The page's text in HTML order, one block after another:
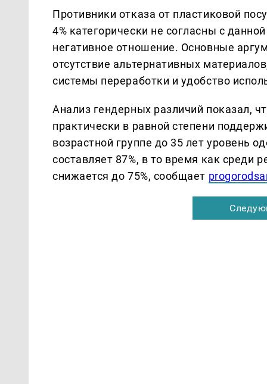
Противники отказа от пластиковой
4% категорически не согласны с
негативное отношение. Основные
отсутствие альтернативных
системы переработки и удобство
Анализ гендерных различий показал,
практически в равной степени
возрастной группе до 35 лет уровень
составляет 87%, в то время как среди
снижается до 75%, сообщает